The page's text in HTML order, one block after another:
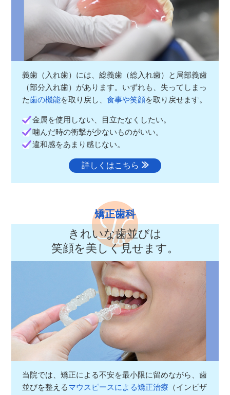
義歯（入れ歯）には、総義歯（総入れ歯）と局部義歯
（部分入れ歯）があります。いずれも、失ってしまっ
た歯の機能を取り戻し、 食事や笑顔を取り戻せます。
金属を使用しない、目立たなくしたい。
噛んだ時の衝撃が少ないものがいい。
違和感をあまり感じない。
詳しくはこちら
矯正歯科
きれいな歯並びは
笑顔を美しく見せます。
当院では、矯正による不安を最小限に留めながら、歯
並びを整えるマウスピースによる矯正治療 （インビザ